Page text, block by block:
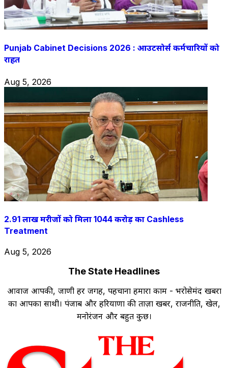
Punjab Cabinet Decisions 2026 : आउटसोर्स कर्मचारियों को
राहत
Aug 5, 2026
2.91 लाख मरीजों को मिला 1044 करोड़ का Cashless
Treatment
Aug 5, 2026
The State Headlines
आवाज आपकी, जाणी हर जगह, पहचाना हमारा काम - भरोसेमंद खबरों
का आपका साथी। पंजाब और हरियाणा की ताज़ा खबरें, राजनीति, खेल,
मनोरंजन और बहुत कुछ।